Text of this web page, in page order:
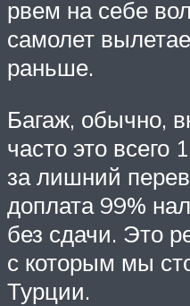
рвем на себе
самолет
раньше.
Багаж, обычно,
часто это всего
за лишний
доплата 99%
без сдачи. Это
с которым мы
Турции.